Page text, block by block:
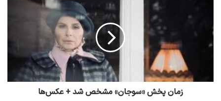
زمان پخش «سوجان» مشخص شد + عکس‌ها